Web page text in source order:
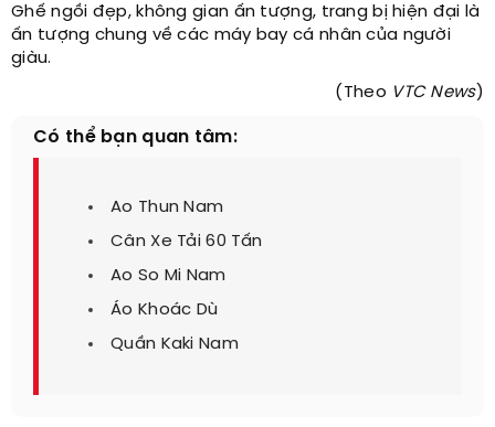
Ghế ngồi đẹp, không gian ấn tượng, trang bị hiện đại là
ấn tượng chung về các máy bay cá nhân của người
giàu.
(Theo VTC News)
Có thể bạn quan tâm:
Ao Thun Nam
Cân Xe Tải 60 Tấn
Ao So Mi Nam
Áo Khoác Dù
Quần Kaki Nam